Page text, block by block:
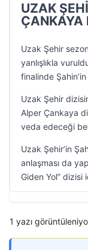
UZAK
ÇANKAYA
Uzak Şehir
yanlışlıkla
finalinde
Uzak Şehir
Alper Çankaya
veda edeceği
Uzak Şehir’in
anlaşması da
Giden Yol” dizisi
1 yazı